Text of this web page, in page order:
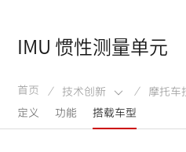
IMU 惯性测量单元
首页 / 技术创新 /
摩托车
定义
功能 搭载车型